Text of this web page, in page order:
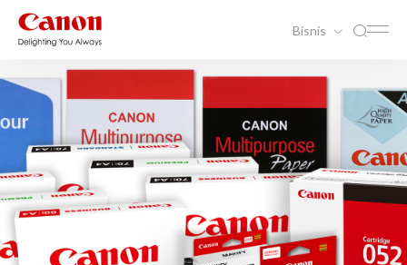
Bisnis